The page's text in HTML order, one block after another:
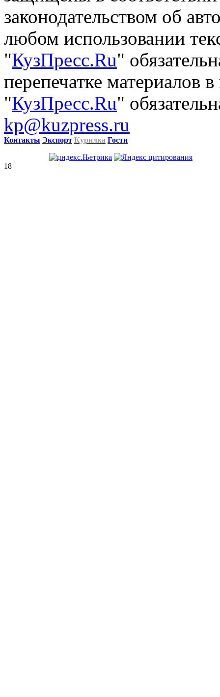
законодательством об
любом использовании
"КузПресс.Ru"
перепечатке материалов
"КузПресс.Ru"
kp@kuzpress.ru
Контакты Экспорт Курилка Гости
18+